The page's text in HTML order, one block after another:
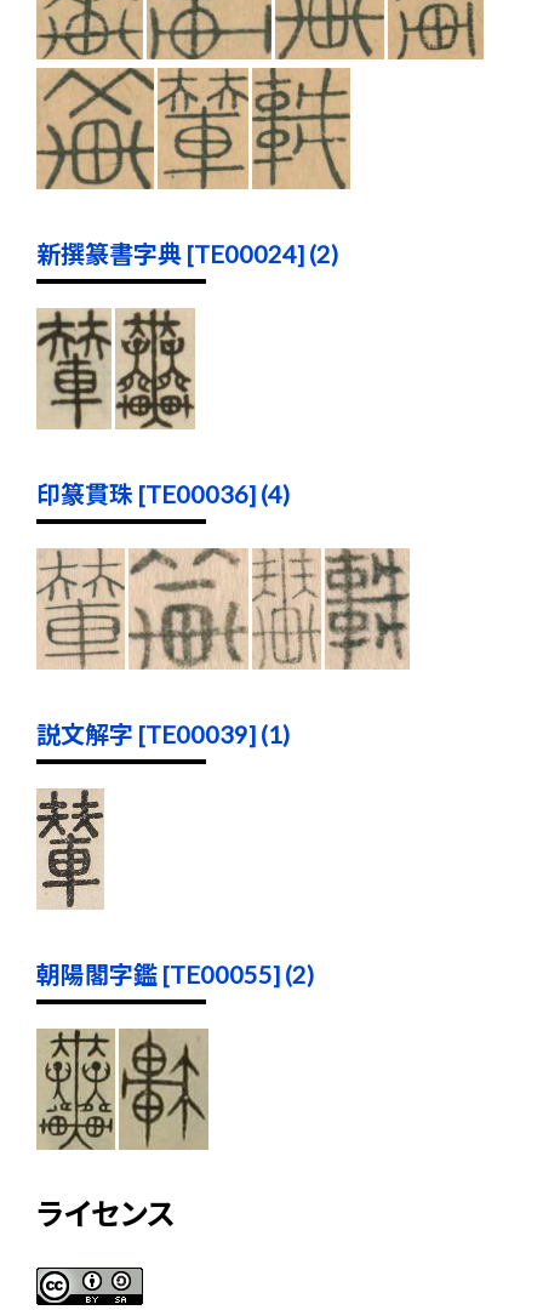
新撰篆書字典 [TE00024] (2)
印篆貫珠 [TE00036] (4)
説文解字 [TE00039] (1)
朝陽閣字鑑 [TE00055] (2)
ライセンス